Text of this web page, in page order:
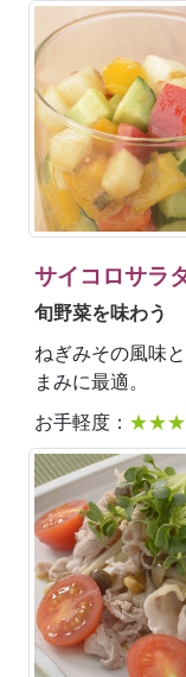
サイコロサラ
旬野菜を味わう
ねぎみその風味
まみに最適。
お手軽度：